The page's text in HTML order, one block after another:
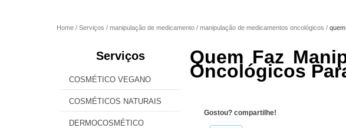
Home Serviços manipulação de medicamento manipulação de medicamentos oncológicos
Serviços
COSMÉTICO VEGANO
COSMÉTICOS NATURAIS
DERMOCOSMÉTICO
Quem Faz
Oncológicos
Gostou? compartilhe!